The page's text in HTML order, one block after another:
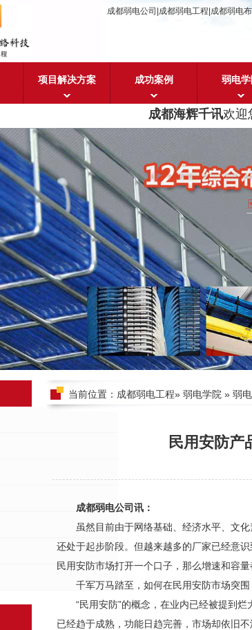
成都弱电公司|成都弱电工程|成都弱电
项目解决方案 成功案例 弱电
成都海辉千讯欢迎您
当前位置： 成都弱电工程» 弱电学院 » 弱
民用安防产
成都弱电公司讯：
虽然目前由于网络基础、经济水平、文
还处于起步阶段。但越来越多的厂家已经意
民用安防市场打开一个口子，那么增速和容量
千军万马踏至，如何在民用安防市场突围
“民用安防”的概念，在业内已经被提到
已经趋于成熟，功能日趋完善，市场却依旧